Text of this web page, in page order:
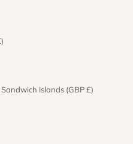
Islands (GBP £)